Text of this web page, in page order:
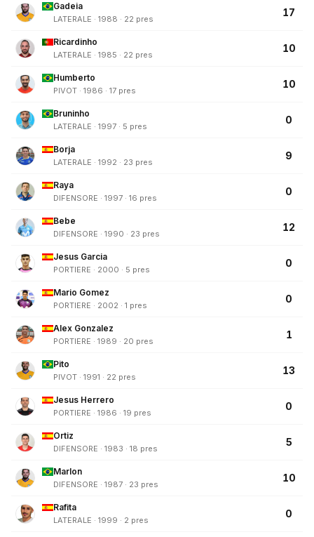
Gadeia
LATERALE · 1988 · 22 pres
17
Ricardinho
LATERALE · 1985 · 22 pres
10
Humberto
PIVOT · 1986 · 17 pres
10
Bruninho
LATERALE · 1997 · 5 pres
0
Borja
LATERALE · 1992 · 23 pres
9
Raya
DIFENSORE · 1997 · 16 pres
0
Bebe
DIFENSORE · 1990 · 23 pres
12
Jesus Garcia
PORTIERE · 2000 · 5 pres
0
Mario Gomez
PORTIERE · 2002 · 1 pres
0
Alex Gonzalez
PORTIERE · 1989 · 20 pres
1
Pito
PIVOT · 1991 · 22 pres
13
Jesus Herrero
PORTIERE · 1986 · 19 pres
0
Ortiz
DIFENSORE · 1983 · 18 pres
5
Marlon
DIFENSORE · 1987 · 23 pres
10
Rafita
LATERALE · 1999 · 2 pres
0